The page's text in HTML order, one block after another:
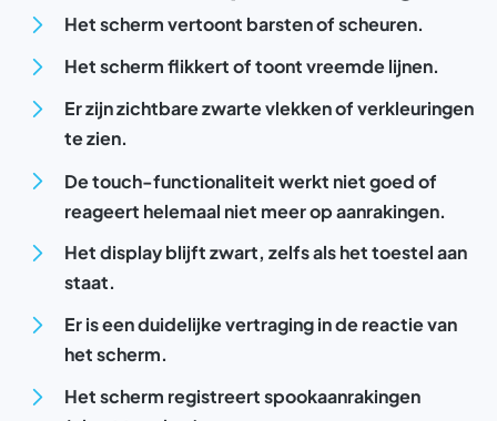
Het scherm vertoont barsten of scheuren.
Het scherm flikkert of toont vreemde lijnen.
Er zijn zichtbare zwarte vlekken of verkleuringen
te zien.
De touch-functionaliteit werkt niet goed of
reageert helemaal niet meer op aanrakingen.
Het display blijft zwart, zelfs als het toestel aan
staat.
Er is een duidelijke vertraging in de reactie van
het scherm.
Het scherm registreert spookaanrakingen